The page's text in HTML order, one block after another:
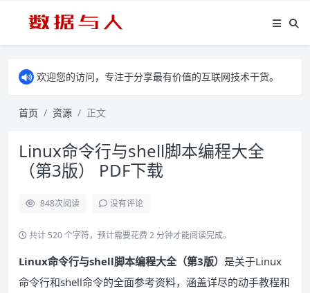
欢迎您的访问，专注于分享最有价值的互联网技术干货。
首页 资源 正文
Linux命令行与shell脚本编程大全
（第3版） PDF下载
848次阅读 没有评论
共计 520 个字符，预计需要花费 2 分钟才能阅读完成。
Linux命令行与shell脚本编程大全（第3版） 是关于Linux
命令行和shell命令的全面参考资料，涵盖详尽的动手教程和